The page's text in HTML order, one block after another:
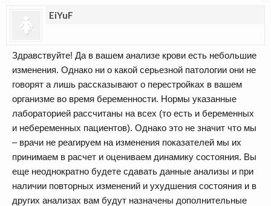
EiYuF
Здравствуйте! Да в вашем анализе крови есть небольшие
изменения. Однако ни о какой серьезной патологии они не
говорят а лишь рассказывают о перестройках в вашем
организме во время беременности. Нормы указанные
лабораторией рассчитаны на всех (то есть и беременных
и небеременных пациентов). Однако это не значит что мы
– врачи не реагируем на изменения показателей мы их
принимаем в расчет и оцениваем динамику состояния. Вы
еще неоднократно будете сдавать данные анализы и при
наличии повторных изменений и ухудшения состояния и в
других анализах вам будут назначены дополнительные